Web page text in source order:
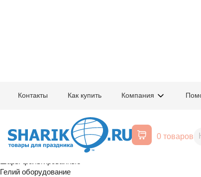
Контакты Как купить Компания
0 товаров
Расширенный поиск
Шары латексные
Гелий оборудование
1209-0525
ПерламутрClear